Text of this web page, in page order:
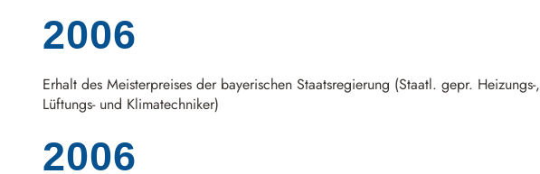
2006
Erhalt des Meisterpreises der bayerischen Staatsregierung (Staatl. gepr. Heizungs-,
Lüftungs- und Klimatechniker)
2006